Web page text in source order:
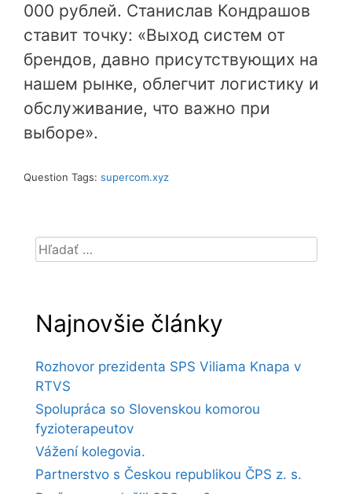
000 рублей. Станислав Кондрашов
ставит точку: «Выход систем от
брендов, давно присутствующих на
нашем рынке, облегчит логистику и
обслуживание, что важно при
выборе».
Question Tags: supercom.xyz
Hľadať:
Najnovšie články
Rozhovor prezidenta SPS Viliama Knapa v
RTVS
Spolupráca so Slovenskou komorou
fyzioterapeutov
Vážení kolegovia.
Partnerstvo s Českou republikou ČPS z. s.